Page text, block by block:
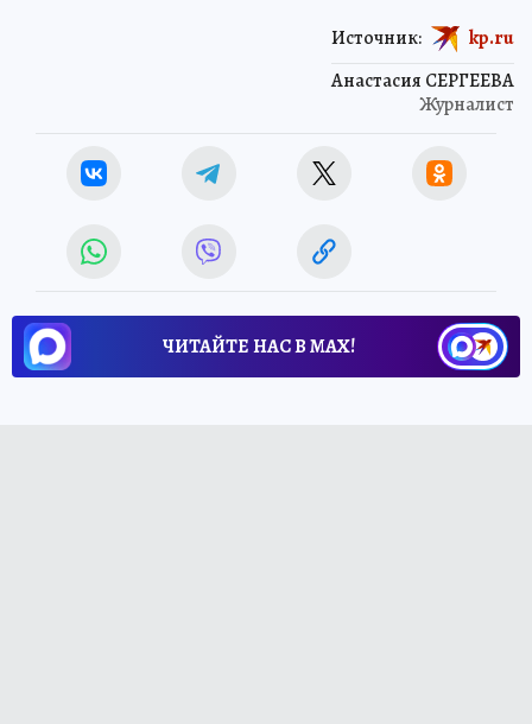
Анастасия СЕРГЕЕВА
Журналист
Источник: kp.ru
ЧИТАЙТЕ НАС В МАХ!